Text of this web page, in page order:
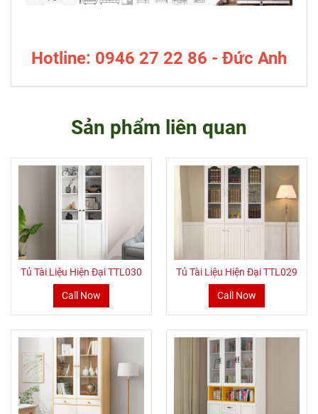
Hotline: 0946 27 22 86 - Đức Anh
Sản phẩm liên quan
Tủ Tài Liệu Hiện Đại TTL030
Call Now
Tủ Tài Liệu Hiện Đại TTL029
Call Now